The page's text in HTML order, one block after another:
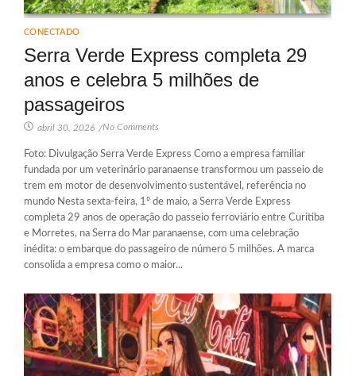
CONECTADO
Serra Verde Express completa 29
anos e celebra 5 milhões de
passageiros
abril 30, 2026 /No Comments
Foto: Divulgação Serra Verde Express Como a empresa familiar
fundada por um veterinário paranaense transformou um passeio de
trem em motor de desenvolvimento sustentável, referência no
mundo Nesta sexta-feira, 1º de maio, a Serra Verde Express
completa 29 anos de operação do passeio ferroviário entre Curitiba
e Morretes, na Serra do Mar paranaense, com uma celebração
inédita: o embarque do passageiro de número 5 milhões. A marca
consolida a empresa como o maior...